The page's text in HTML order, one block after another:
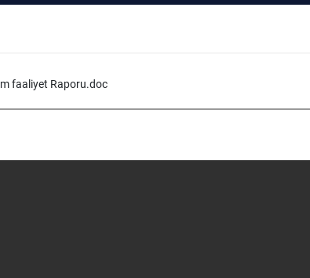
faaliyet Raporu.doc